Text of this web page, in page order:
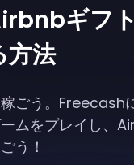
ギフ
方法
ごう。Freecash
ムをプレイし、
う！